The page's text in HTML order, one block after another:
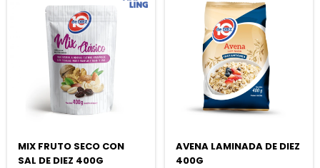
MIX FRUTO SECO CON
SAL DE DIEZ 400G
AVENA LAMINADA DE DIEZ
400G